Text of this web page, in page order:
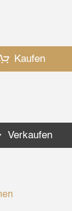
Kaufen
Verkaufen